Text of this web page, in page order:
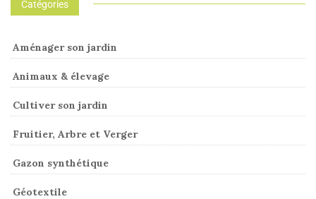
Catégories
Aménager son jardin
Animaux & élevage
Cultiver son jardin
Fruitier, Arbre et Verger
Gazon synthétique
Géotextile